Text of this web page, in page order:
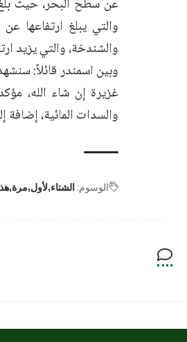
والشندخة، والتي يزيد ارتفاعها على ١١٥٠ م، ما أدى إلى
وبين اسمندر قائلاً:
غزيرة إن شاء الله،
والسدات المائية، إضافة
الوسوم: الشتاء لأول مرة